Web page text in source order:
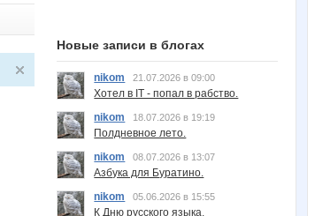
Новые записи в блогах
nikom 21.07.2026 в 09:00
Хотел в IT - попал в рабство.
nikom
18.07.2026 в 19:19
Полдневное лето.
nikom
08.07.2026 в 13:07
Азбука для Буратино.
nikom
05.06.2026 в 15:55
К Дню русского языка.